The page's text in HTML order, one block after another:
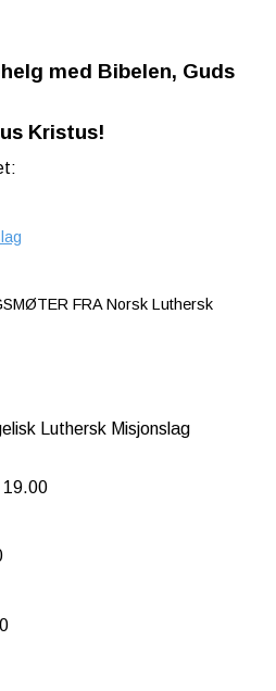
med Bibelen, Guds
Kristus!
FRA Norsk Luthersk
Luthersk Misjonslag
19.00